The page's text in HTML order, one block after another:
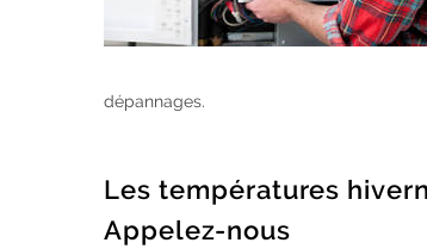
dépannages.
Les températures
Appelez-nous